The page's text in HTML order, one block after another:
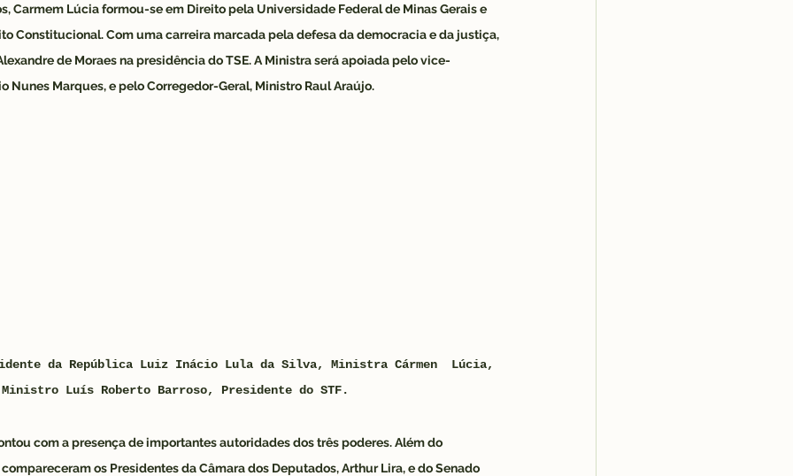
Carmem Lúcia formou-se em Direito pela Universidade Federal de Minas Gerais e
Constitucional. Com uma carreira marcada pela defesa da democracia e da justiça,
de Moraes na presidência do TSE. A Ministra será apoiada pelo vice-
Nunes Marques, e pelo Corregedor-Geral, Ministro Raul Araújo.
da República Luiz Inácio Lula da Silva, Ministra Cármen  Lúcia,
Luís Roberto Barroso, Presidente do STF.
com a presença de importantes autoridades dos três poderes. Além do
os Presidentes da Câmara dos Deputados, Arthur Lira, e do Senado